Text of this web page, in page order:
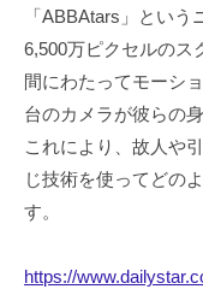
「ABBAtars」とい
6,500万ピクセルのス
間にわたってモーシ
台のカメラが彼らの
これにより、故人や
じ技術を使ってどの
す。
https://